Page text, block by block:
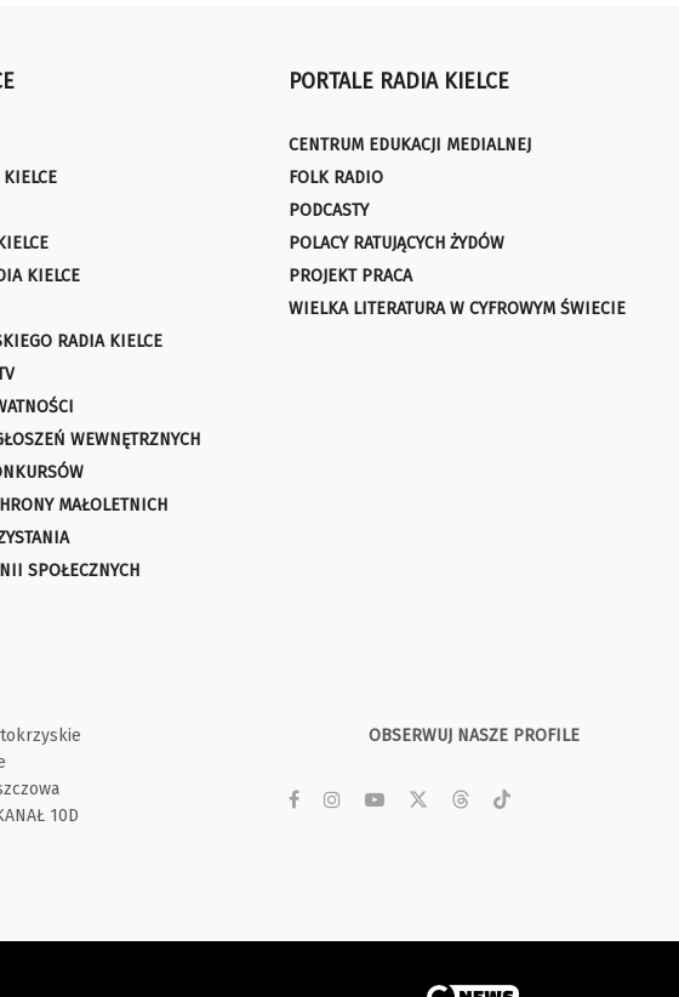
KIELCE
KIELCE
RADIA KIELCE
WEWNĘTRZNYCH
MAŁOLETNICH
SPOŁECZNYCH
PORTALE RADIA KIELCE
CENTRUM EDUKACJI MEDIALNEJ
FOLK RADIO
PODCASTY
POLACY RATUJĄCYCH ŻYDÓW
PROJEKT PRACA
WIELKA LITERATURA W CYFROWYM ŚWIECIE
10D
OBSERWUJ NASZE PROFILE